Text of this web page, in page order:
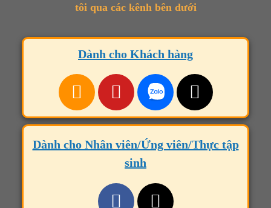
tôi qua các kênh bên dưới
Dành cho Khách hàng
Dành cho Nhân viên/Ứng viên/Thực tập
sinh